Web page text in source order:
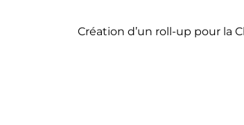
Création d’un roll-up pour la